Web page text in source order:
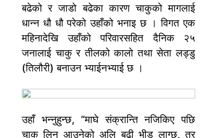
बढेको र जाडो बढेका कारण चाकुको मागलाई
धान्न धौ धौ परेको उहाँको भनाइ छ । विगत एक
महिनादेखि उहाँको परिवारसहित दैनिक २५
जनालाई चाकु र तीलको कालो तथा सेता लड्डु
(तिलौरी) बनाउन भ्याईनभ्याई छ ।
उहाँ भन्नुहुन्छ, “माघे संक्रान्ति नजिकिए पछि
चाकु लिन आउनेको अलि बढी भीड लाग्छ, तर